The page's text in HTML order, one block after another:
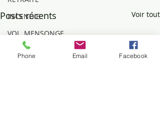
INCENDIE
VOL, MENSONGE
Mouvements sociaux
Posts récents Voir tout
Phone Email Facebook